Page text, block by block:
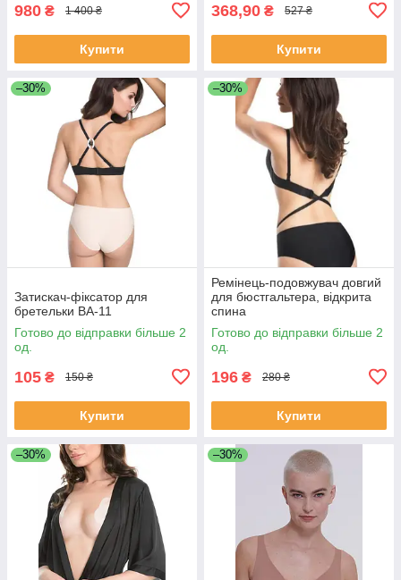
980 ₴ 1 400 ₴
Купити
368,90 ₴ 527 ₴
Купити
–30%
Затискач-фіксатор для
бретельки BA-11
Готово до відправки більше 2
од.
105 ₴ 150 ₴
Купити
–30%
Ремінець-подовжувач довгий
для бюстгальтера, відкрита
спина
Готово до відправки більше 2
од.
196 ₴ 280 ₴
Купити
–30% –30%